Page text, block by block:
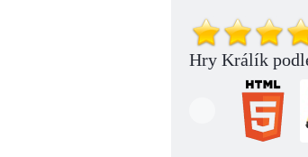
Šťastný
červeného
králíka
Hry Králík